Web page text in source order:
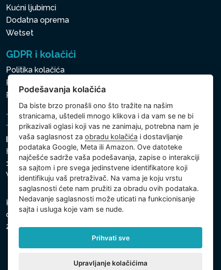
Kućni ljubimci
Dodatna oprema
Wetset
GDPR i kolačići
Politika kolačića
Politika zaštite ličnih i drugih obrađivanih podataka
Politika kolačića
Intex Trading, s.r.o.
Hradecká 2526/3
130 00 Praha 3
Vinohrady - Česká republika
Kompanija je registrovana u Opštinskom sudu u Pragu,
odeljak C, uložak 74759, Identifikacioni broj kompanije:
26150808, Poreski identifikacioni broj: CZ26150808.
Podešavanja kolačića
Da biste brzo pronašli ono što tražite na našim
stranicama, uštedeli mnogo klikova i da vam se ne bi
prikazivali oglasi koji vas ne zanimaju, potrebna nam je
vaša saglasnost zaobradu kolačića i dostavljanje
podataka Google, Meta ili Amazon. Ove datoteke
najčešće sadrže vaša podešavanja, zapise o interakciji
sa sajtom i pre svega jedinstvene identifikatore koji
identifikuju vaš pretraživač. Na vama je koju vrstu
saglasnosti ćete nam pružiti za obradu ovih podataka.
Nedavanje saglasnosti može uticati na funkcionisanje
sajta i usluga koje vam se nude.
Prihvati sve
Upravljanje kolačićima